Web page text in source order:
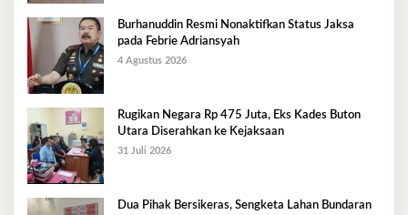
Burhanuddin Resmi Nonaktifkan Status Jaksa
pada Febrie Adriansyah
4 Agustus 2026
Rugikan Negara Rp 475 Juta, Eks Kades Buton
Utara Diserahkan ke Kejaksaan
31 Juli 2026
Dua Pihak Bersikeras, Sengketa Lahan Bundaran